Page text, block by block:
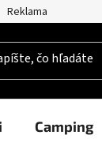
Reklamačný poriadok
Camping